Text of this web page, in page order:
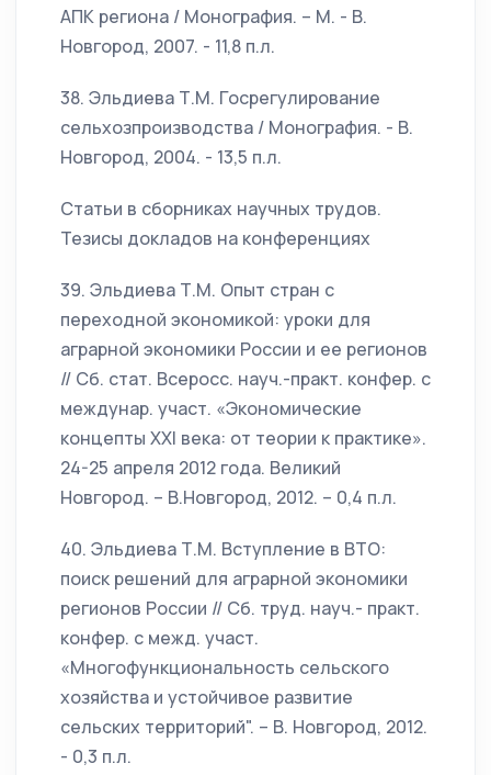
АПК региона / Монография. – М. - В.
Новгород, 2007. - 11,8 п.л.
38. Эльдиева Т.М. Госрегулирование
сельхозпроизводства / Монография. - В.
Новгород, 2004. - 13,5 п.л.
Статьи в сборниках научных трудов.
Тезисы докладов на конференциях
39. Эльдиева Т.М. Опыт стран с
переходной экономикой: уроки для
аграрной экономики России и ее регионов
// Сб. стат. Всеросс. науч.-практ. конфер. с
междунар. участ. «Экономические
концепты XXI века: от теории к практике».
24-25 апреля 2012 года. Великий
Новгород. – В.Новгород, 2012. – 0,4 п.л.
40. Эльдиева Т.М. Вступление в ВТО:
поиск решений для аграрной экономики
регионов России // Сб. труд. науч.- практ.
конфер. с межд. участ.
«Многофункциональность сельского
хозяйства и устойчивое развитие
сельских территорий". – В. Новгород, 2012.
- 0,3 п.л.